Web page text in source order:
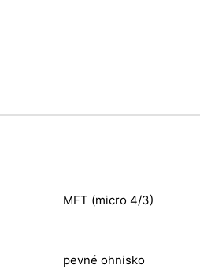
MFT (micro 4/3)
pevné ohnisko